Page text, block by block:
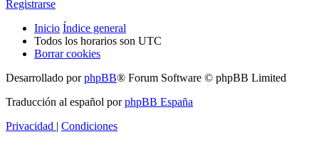
Registrarse
Inicio Índice general
Todos los horarios son UTC
Borrar cookies
Desarrollado porphpBB® Forum Software © phpBB Limited
Traducción al español porphpBB España
Privacidad | Condiciones